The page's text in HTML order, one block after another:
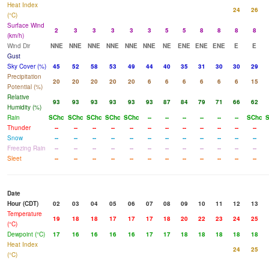
Heat Index
(°C)
24
26
Surface Wind
(km/h)
2 3 3 3 3 3 5 5 8 8 8
8
Wind Dir
NNE NNE NNE NNE NNE NNE NE ENE ENE ENE E
E
Gust
Sky Cover (%)
45 52 58 53 49 44 40 35 31 30 30
29
Precipitation
Potential (%)
20 20 20 20 20 6 6 6 6 6 6
15
Relative
Humidity (%)
93 93 93 93 93 93 87 84 79 71 66
62
Rain
SChc SChc SChc SChc SChc -- -- -- -- -- -- SChc
Thunder
-- -- -- -- -- -- -- -- -- -- --
--
Snow
-- -- -- -- -- -- -- -- -- -- --
--
Freezing Rain
-- -- -- -- -- -- -- -- -- -- --
--
Sleet
-- -- -- -- -- -- -- -- -- -- -- --
Date
Hour (CDT)
02 03 04 05 06 07 08 09 10 11 12
13
Temperature
(°C)
19 18 18 17 17 17 18 20 22 23 24
25
Dewpoint (°C)
17 16 16 16 16 17 17 18 18 18 18
18
Heat Index
(°C)
24
25